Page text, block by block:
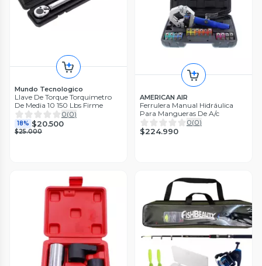
Mundo Tecnologico
Llave De Torque Torquimetro
De Media 10 150 Lbs Firme
0(0)
18% $20.500
$25.000
AMERICAN AIR
Ferrulera Manual Hidráulica
Para Mangueras De A/c
0(0)
$224.990